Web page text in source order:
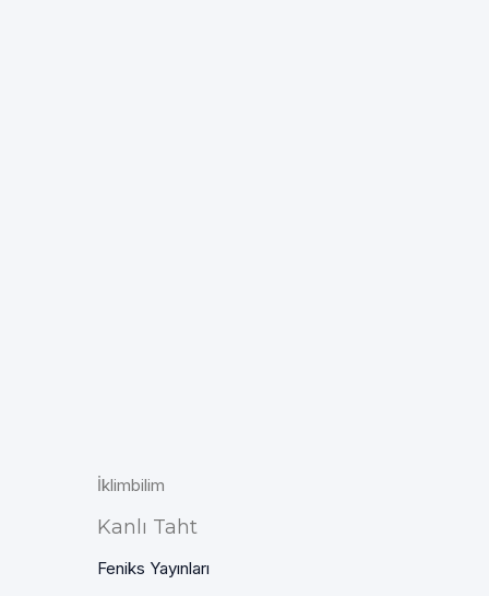
İklimbilim
Kanlı Taht
Feniks Yayınları